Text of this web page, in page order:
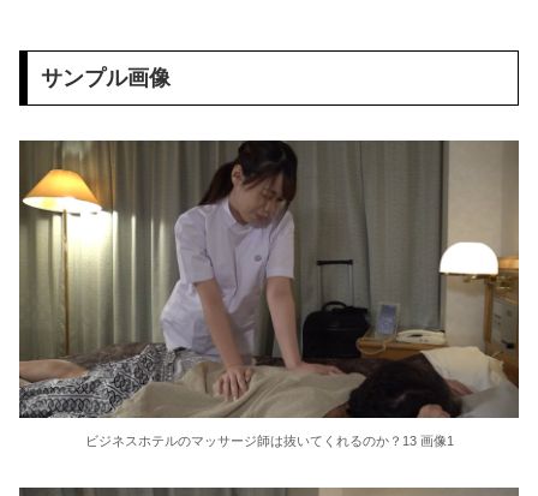
【画像】 下着姿で昼寝中の妹のケツｗｗｗｗｗｗｗｗｗｗｗｗｗ
ギリギリやれるブス巨乳ｗｗｗｗｗｗｗｗｗ （※画像あり）
ハメ撮りプライベート フェロモン美尻 わたしスケベなの 高嶋和
【悲報】 味噌ラーメンで行列、出来ない
ハメ撮りプライベート アヘ顔とオホ声の破壊力 やっぱりいいね！【ののか】嬢 有加里ののか
サンプル画像
ビジネスホテルのマッサージ師は抜いてくれるのか？13 画像1